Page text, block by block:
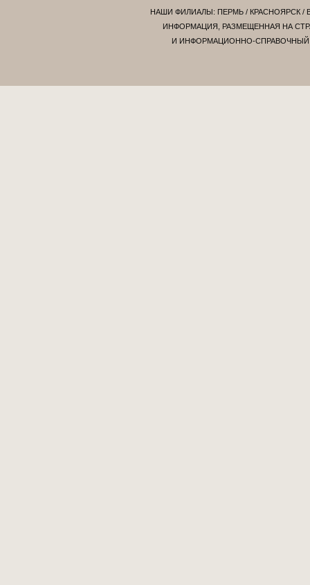
НАШИ ФИЛИАЛЫ: ПЕРМЬ / КРАСНОЯРСК /
ИНФОРМАЦИЯ, РАЗМЕЩЕННАЯ НА
И ИНФОРМАЦИОННО-СПРАВОЧНЫЙ